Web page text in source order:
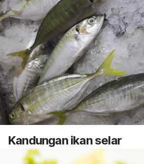
Kandungan ikan selar